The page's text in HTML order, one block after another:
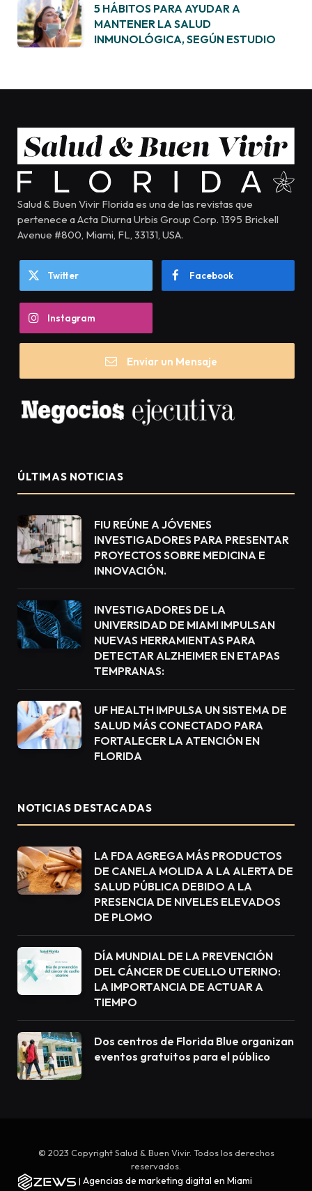
5 HÁBITOS PARA AYUDAR A
MANTENER LA SALUD
INMUNOLÓGICA, SEGÚN ESTUDIO
Salud & Buen Vivir Florida es una de las revistas que
pertenece a Acta Diurna Urbis Group Corp. 1395 Brickell
Avenue #800, Miami, FL, 33131, USA.
Twitter Facebook
Instagram
Enviar un Mensaje
ÚLTIMAS NOTICIAS
FIU REÚNE A JÓVENES
INVESTIGADORES PARA PRESENTAR
PROYECTOS SOBRE MEDICINA E
INNOVACIÓN.
INVESTIGADORES DE LA
UNIVERSIDAD DE MIAMI IMPULSAN
NUEVAS HERRAMIENTAS PARA
DETECTAR ALZHEIMER EN ETAPAS
TEMPRANAS:
UF HEALTH IMPULSA UN SISTEMA DE
SALUD MÁS CONECTADO PARA
FORTALECER LA ATENCIÓN EN
FLORIDA
NOTICIAS DESTACADAS
LA FDA AGREGA MÁS PRODUCTOS
DE CANELA MOLIDA A LA ALERTA DE
SALUD PÚBLICA DEBIDO A LA
PRESENCIA DE NIVELES ELEVADOS
DE PLOMO
DÍA MUNDIAL DE LA PREVENCIÓN
DEL CÁNCER DE CUELLO UTERINO:
LA IMPORTANCIA DE ACTUAR A
TIEMPO
Dos centros de Florida Blue organizan
eventos gratuitos para el público
© 2023 Copyright Salud & Buen Vivir. Todos los derechos
reservados.
| Agencias de marketing digital en Miami